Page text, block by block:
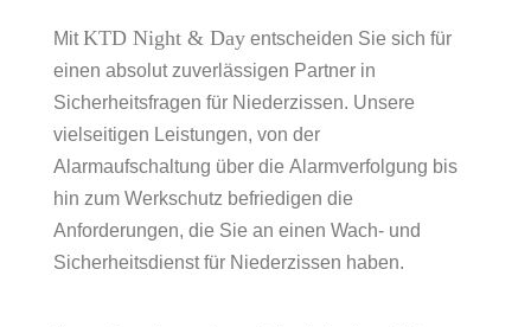
MitKTD Night & Day entscheiden Sie sich für
einen absolut zuverlässigen Partner in
Sicherheitsfragen für Niederzissen. Unsere
vielseitigen Leistungen, von der
Alarmaufschaltung über die Alarmverfolgung bis
hin zum Werkschutz befriedigen die
Anforderungen, die Sie an einen Wach- und
Sicherheitsdienst für Niederzissen haben.